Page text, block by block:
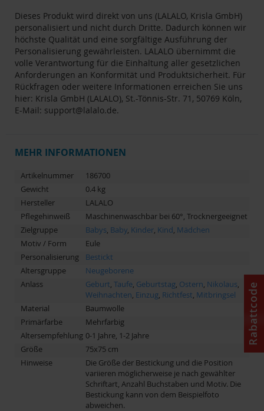
Dieses Produkt wird direkt von uns (LALALO, Krisla GmbH)
personalisiert und nicht durch Dritte. Dadurch können wir
höchste Qualität und eine sorgfältige Ausführung der
Personalisierung gewährleisten. LALALO übernimmt die
volle Verantwortung für die Einhaltung aller gesetzlichen
Anforderungen an Konformität und Produktsicherheit. Für
Rückfragen oder weitere Informationen erreichen Sie uns
hier: Krisla GmbH (LALALO), St.-Tönnis-Str. 71, 50769 Köln,
E-Mail: support@lalalo.de.
MEHR INFORMATIONEN
Artikelnummer
186700
Gewicht
0.4 kg
Hersteller
LALALO
Pflegehinweiß
Maschinenwaschbar bei 60°, Trocknergeeignet
Zielgruppe
Babys, Baby, Kinder, Kind, Mädchen
Motiv / Form
Eule
Personalisierung
Bestickt
Altersgruppe
Neugeborene
Anlass
Geburt, Taufe, Geburtstag, Ostern, Nikolaus,
Weihnachten, Einzug, Richtfest, Mitbringsel
Material
Baumwolle
Primärfarbe
Mehrfarbig
Altersempfehlung 0-1 Jahre, 1-2 Jahre
Größe
75x75 cm
Hinweise
Die Größe der Bestickung und die Position
variieren möglicherweise je nach gewählter
Schriftart, Anzahl Buchstaben und Motiv. Die
Bestickung kann von dem Beispielfoto
abweichen.
Rabattcode